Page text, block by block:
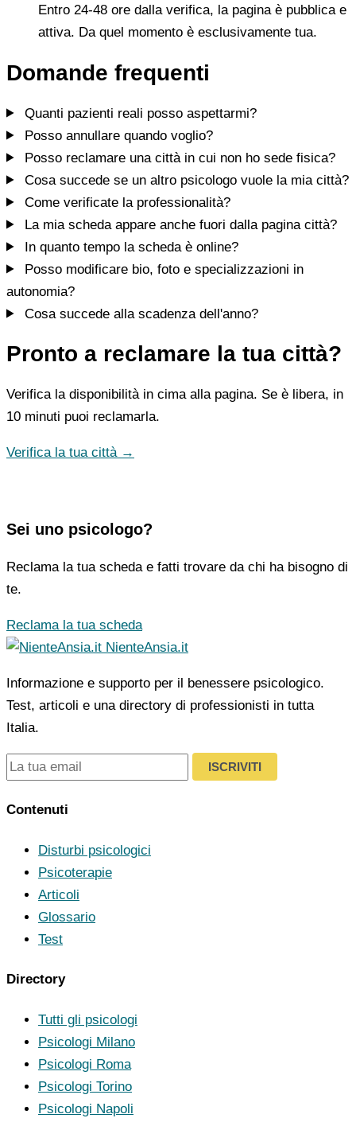
Entro 24-48 ore dalla verifica, la pagina è pubblica e
attiva. Da quel momento è esclusivamente tua.
Domande frequenti
Quanti pazienti reali posso aspettarmi?
Posso annullare quando voglio?
Posso reclamare una città in cui non ho sede fisica?
Cosa succede se un altro psicologo vuole la mia città?
Come verificate la professionalità?
La mia scheda appare anche fuori dalla pagina città?
In quanto tempo la scheda è online?
Posso modificare bio, foto e specializzazioni in
autonomia?
Cosa succede alla scadenza dell'anno?
Pronto a reclamare la tua città?
Verifica la disponibilità in cima alla pagina. Se è libera, in
10 minuti puoi reclamarla.
Verifica la tua città →
Sei uno psicologo?
Reclama la tua scheda e fatti trovare da chi ha bisogno di
te.
Reclama la tua scheda
NienteAnsia.it
Informazione e supporto per il benessere psicologico.
Test, articoli e una directory di professionisti in tutta
Italia.
ISCRIVITI
Contenuti
Disturbi psicologici
Psicoterapie
Articoli
Glossario
Test
Directory
Tutti gli psicologi
Psicologi Milano
Psicologi Roma
Psicologi Torino
Psicologi Napoli